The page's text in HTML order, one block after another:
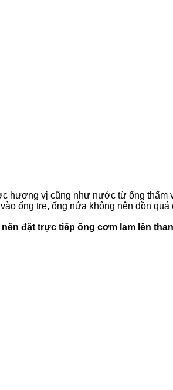
hương vị cũng như nước từ ống thấm
ống tre, ống nứa không nên dồn
nên đặt trực tiếp ống cơm lam lên